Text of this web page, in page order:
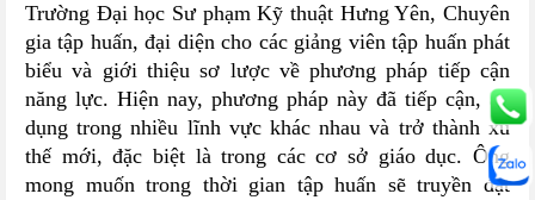
Trường Đại học Sư phạm Kỹ thuật Hưng Yên, Chuyên
gia tập huấn, đại diện cho các giảng viên tập huấnphát
biểu và giới thiệu sơ lược về phương pháp tiếp cận
năng lực. Hiện nay, phương pháp này đã tiếp cận, áp
dụng trong nhiều lĩnh vực khác nhau và trở thành xu
thế mới, đặc biệt là trong các cơ sở giáo dục. Ông
mong muốn trong thời gian tập huấn sẽ truyền đạt